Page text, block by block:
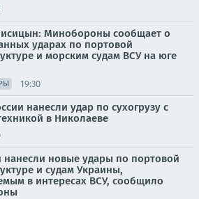
Минобороны сообщает о
ударах по портовой
и морским судам ВСУ на юге
19:30
нанесли удар по сухогрузу с
в Николаеве
нанесли новые удары по портовой
и судам Украины,
в интересах ВСУ, сообщило